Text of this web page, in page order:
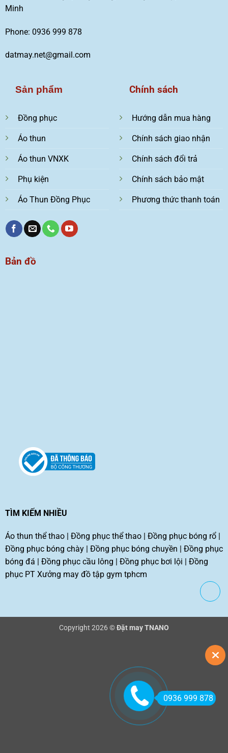
Minh
Phone: 0936 999 878
datmay.net@gmail.com
Sản phẩm
Đồng phục
Áo thun
Áo thun VNXK
Phụ kiện
Áo Thun Đồng Phục
Chính sách
Hướng dẫn mua hàng
Chính sách giao nhận
Chính sách đổi trả
Chính sách bảo mật
Phương thức thanh toán
Bản đồ
TÌM KIẾM NHIỀU
Áo thun thể thao| Đồng phục thể thao| Đồng phục bóng rổ|
Đồng phục bóng chày| Đồng phục bóng chuyền
Đồng phục
bóng đá
Đồng phục cầu lông Đồng phục bơi lội
Đồng
phục PT Xưởng may đồ tập gym tphcm
Copyright 2026 ©Đặt may TNANO
0936 999 878